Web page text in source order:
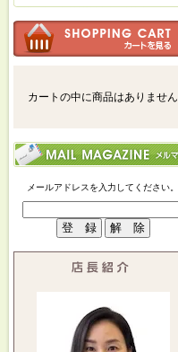
カートの中に商品はありません
メールアドレスを入力してください。